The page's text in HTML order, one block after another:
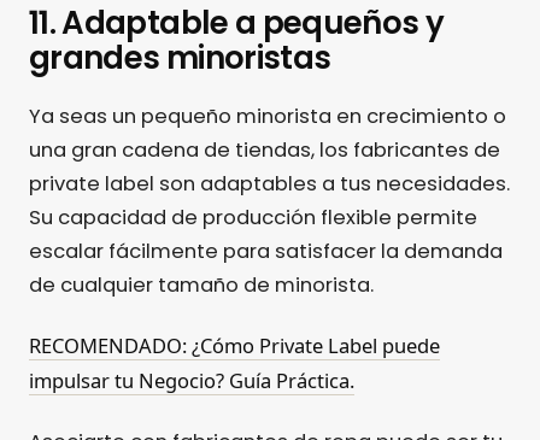
11. Adaptable a pequeños y
grandes minoristas
Ya seas un pequeño minorista en crecimiento o
una gran cadena de tiendas, los fabricantes de
private label son adaptables a tus necesidades.
Su capacidad de producción flexible permite
escalar fácilmente para satisfacer la demanda
de cualquier tamaño de minorista.
RECOMENDADO: ¿Cómo Private Label puede
impulsar tu Negocio? Guía Práctica.